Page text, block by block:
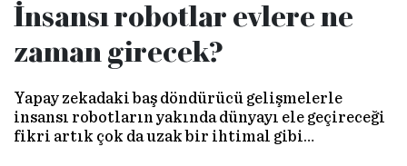
İnsansı robotlar evlere ne
zaman girecek?
Yapay zekadaki baş döndürücü gelişmelerle
insansı robotların yakında dünyayı ele geçireceği
fikri artık çok da uzak bir ihtimal gibi